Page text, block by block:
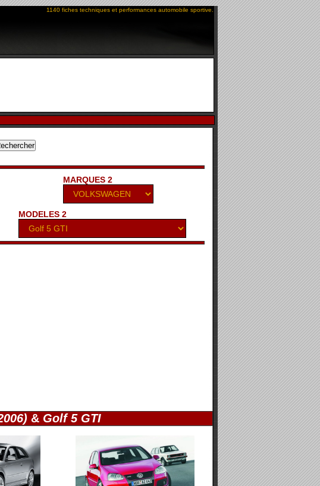
1140 fiches techniques et performances automobile sportive.
MARQUES 2
MODELES 2
& Golf 5 GTI